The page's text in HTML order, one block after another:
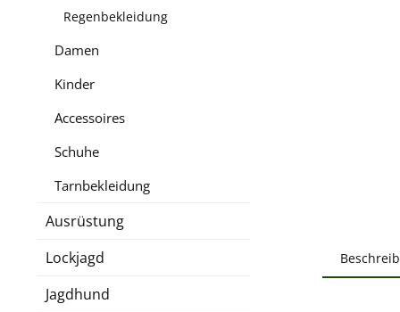
Regenbekleidung
Damen
Kinder
Accessoires
Schuhe
Tarnbekleidung
Ausrüstung
Lockjagd
Jagdhund